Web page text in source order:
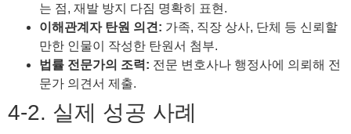
는 점, 재발 방지 다짐 명확히 표현.
이해관계자 탄원 의견: 가족, 직장 상사, 단체 등 신뢰할
만한 인물이 작성한 탄원서 첨부.
법률 전문가의 조력: 전문 변호사나 행정사에 의뢰해 전
문가 의견서 제출.
4-2. 실제 성공 사례